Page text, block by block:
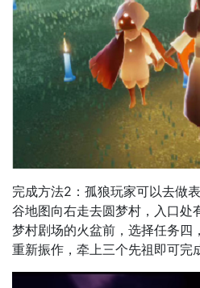
完成方法2：孤狼玩家可以去做
谷地图向右走去圆梦村，入口处
梦村剧场的火盆前，选择任务四
重新振作，牵上三个先祖即可完